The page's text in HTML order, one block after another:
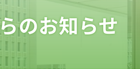
のお知らせ